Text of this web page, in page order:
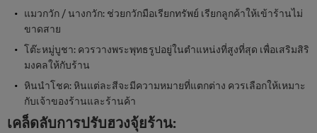
แมวกวัก / นางกวัก: ช่วยกวักมือเรียกทรัพย์ เรียกลูกค้าให้เข้าร้านไม่
ขาดสาย
โต๊ะหมู่บูชา: ควรวางพระพุทธรูปอยู่ในตำแหน่งที่สูงที่สุด เพื่อเสริมสิริ
มงคลให้กับร้าน
หินนำโชค: หินแต่ละสีจะมีความหมายที่แตกต่าง ควรเลือกให้เหมาะ
กับเจ้าของร้านและร้านค้า
เคล็ดลับการปรับฮวงจุ้ยร้าน: